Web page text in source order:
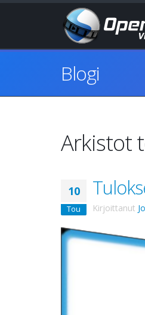
Blogi
Arkistot
10
Tou Kirjoittanut